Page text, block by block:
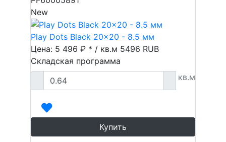
New
Play Dots Black 20x20 - 8.5 мм
Цена: 5 496 ₽ * / кв.м 5496 RUB
Складская программа
кв.м
Купить